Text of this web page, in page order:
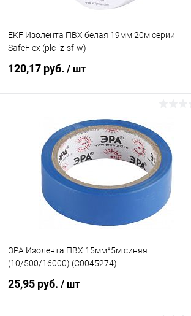
EKF Изолента ПВХ белая 19мм 20м серии
SafeFlex (plc-iz-sf-w)
120,17 руб. / шт
В корзину
Купить в 1 клик К сравнению
В избранное В наличии
ЭРА Изолента ПВХ 15мм*5м синяя
(10/500/16000) (C0045274)
25,95 руб. / шт